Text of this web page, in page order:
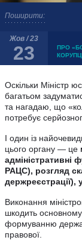
Поширити:
Жов / 23
23
ПРО
Оскільки Міністр
багатьом
та нагадаю, що
потребує
І один із
цього органу — це
адміністративні
РАЦС), розгляд
держреєстрації),
Виконання
шкодить
формуванню
правової.